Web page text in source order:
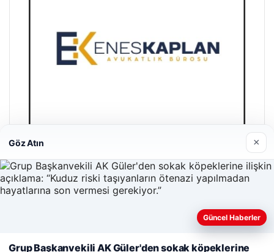
Enes Kaplan Avukatlık Bürosu
28/04/2026
Göz Atın ×
Güncel Haberler
Grup Başkanvekili AK Güler'den sokak köpeklerine